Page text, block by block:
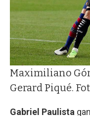
Maximiliano
Gerard Piqué.
Gabriel Paulista